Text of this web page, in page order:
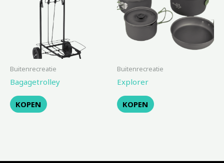
Buitenrecreatie
Bagagetrolley
KOPEN
Buitenrecreatie
Explorer
KOPEN